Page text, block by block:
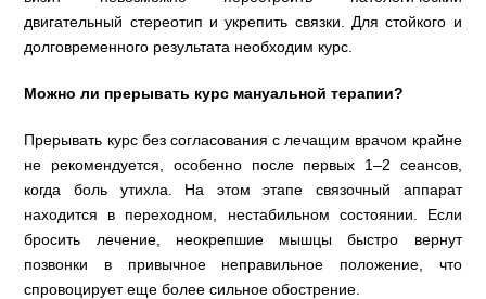
двигательный стереотип и укрепить связки. Для стойкого и
долговременного результата необходим курс.
Можно ли прерывать курс мануальной терапии?
Прерывать курс без согласования с лечащим врачом крайне
не рекомендуется, особенно после первых 1–2 сеансов,
когда боль утихла. На этом этапе связочный аппарат
находится в переходном, нестабильном состоянии. Если
бросить лечение, неокрепшие мышцы быстро вернут
позвонки в привычное неправильное положение, что
спровоцирует еще более сильное обострение.